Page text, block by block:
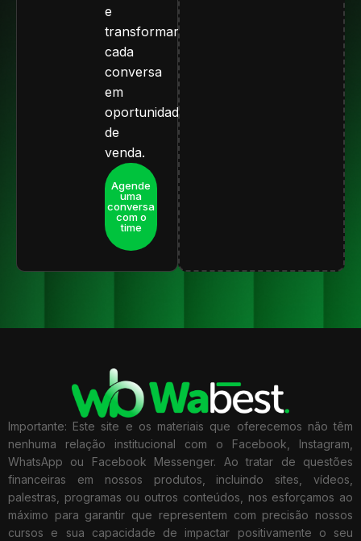
e
transformar
cada
conversa
em
oportunidade
de
venda.
Agende
uma
conversa
com o
time
Importante: Este site e os materiais que oferecemos não têm
nenhuma relação institucional com o Facebook, Instagram,
WhatsApp ou Facebook Messenger. Ao tratar de questões
financeiras em nossos produtos, incluindo sites, vídeos,
palestras, programas ou outros conteúdos, nos esforçamos ao
máximo para garantir que representem com precisão nossos
cursos e sua capacidade de impactar positivamente o seu